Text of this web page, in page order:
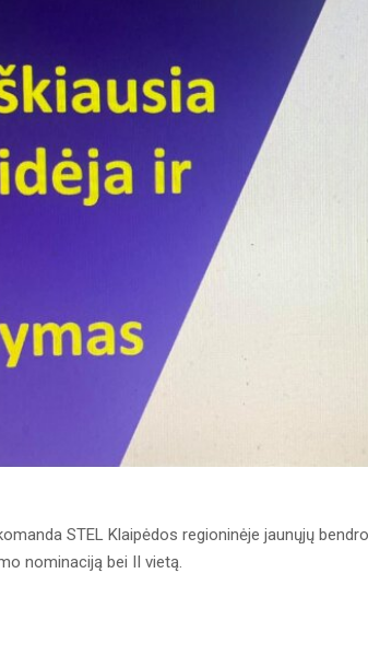
STEL Klaipėdos regioninėje jaunųjų
nominaciją bei II vietą.